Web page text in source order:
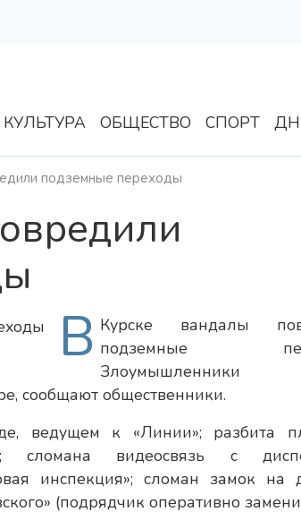
КУЛЬТУРА ОБЩЕСТВО СПОРТ
подземные переходы
В Курске вандалы
подземные
Злоумышленники
сообщают общественники.
ведущем к «Линии»; разбита
сломана видеосвязь с
инспекция»; сломан замок на
(подрядчик оперативно